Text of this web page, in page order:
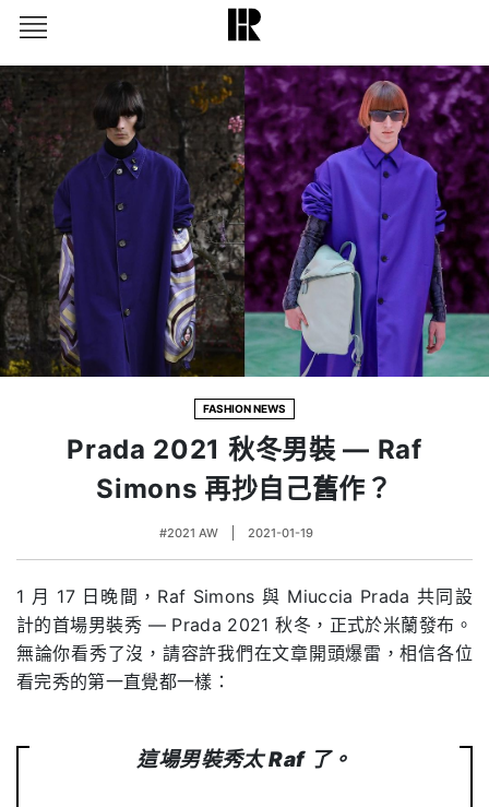
FASHION NEWS
Prada 2021 秋冬男裝 — Raf
Simons 再抄自己舊作？
#2021 AW 2021-01-19
1 月 17 日晚間，Raf Simons 與 Miuccia Prada 共同設
計的首場男裝秀 — Prada 2021 秋冬，正式於米蘭發布。
無論你看秀了沒，請容許我們在文章開頭爆雷，相信各位
看完秀的第一直覺都一樣：
這場男裝秀太 Raf 了。